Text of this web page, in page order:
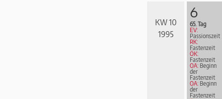
KW 10
1995
6
65. Tag
EV:
Passionszeit
RK:
Fastenzeit
ÖK:
Fastenzeit
OA: Beginn
der
Fastenzeit
OA: Beginn
der
Fastenzeit